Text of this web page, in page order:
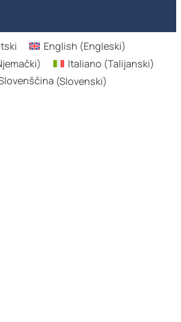
English (Engleski)
) Italiano (Talijanski)
(Slovenski)